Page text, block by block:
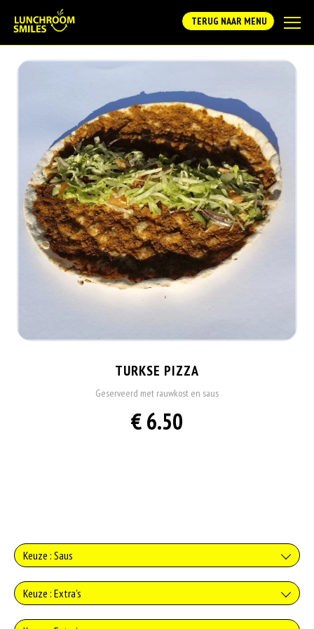
TERUG NAAR MENU
TURKSE PIZZA
Geserveerd met rauwkost en saus
€ 6.50
Keuze : Saus
+0.00
Keuze : Extra's